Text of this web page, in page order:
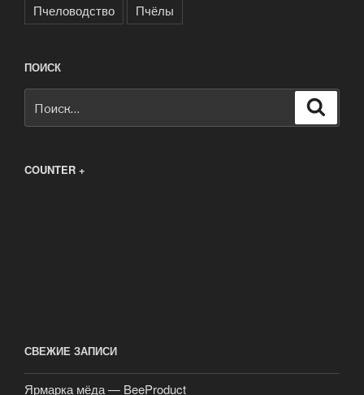
Пчеловодство
Пчёлы
ПОИСК
COUNTER +
СВЕЖИЕ ЗАПИСИ
Ярмарка мёда — BeeProduct